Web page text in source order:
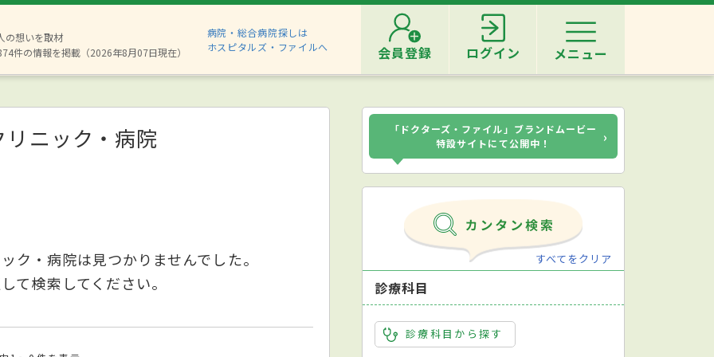
の想いを取材
件の情報を掲載（2026年8月07日現在）
病院・総合病院探しは
ホスピタルズ・ファイルへ
会員登録 ログイン メニュー
リニック・病院
ク・病院は見つかりませんでした。
て検索してください。
「ドクターズ・ファイル」ブランドムービー
特設サイトにて公開中！
›
すべてをクリア
診療科目
診療科目から探す